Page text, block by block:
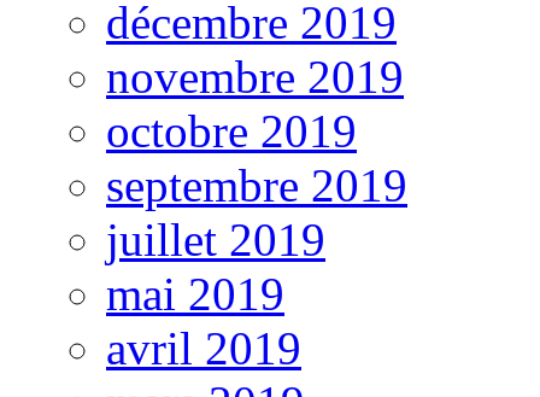
décembre 2019
novembre 2019
octobre 2019
septembre 2019
juillet 2019
mai 2019
avril 2019